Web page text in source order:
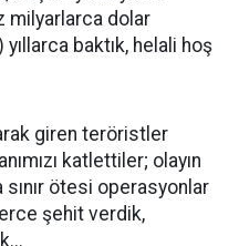
milyarlarca dolar
baktık, helali hoş
giren teröristler
katlettiler; olayın
sınır ötesi operasyonlar
şehit verdik,